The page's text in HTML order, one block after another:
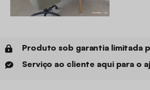
Produto sob garantia limitada
Serviço ao cliente aqui para o